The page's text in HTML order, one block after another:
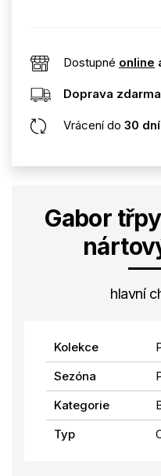
Dostupné online
Doprava zdarma
Vrácení do 30
Gabor
hlavní
Kolekce
Sezóna
Kategorie
Typ